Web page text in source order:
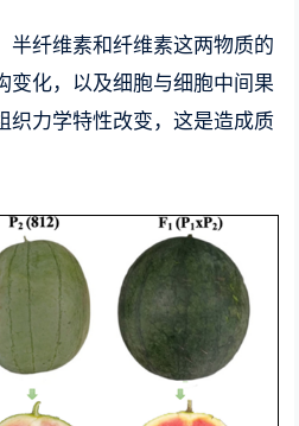
半纤维素和纤维素这两物质的
变化，以及细胞与细胞中间果
织力学特性改变，这是造成质